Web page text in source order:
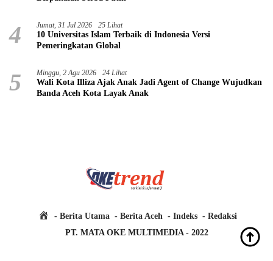
4 Jumat, 31 Jul 2026 25 Lihat
10 Universitas Islam Terbaik di Indonesia Versi
Pemeringkatan Global
5 Minggu, 2 Agu 2026 24 Lihat
Wali Kota Illiza Ajak Anak Jadi Agent of Change Wujudkan
Banda Aceh Kota Layak Anak
H Berita Utama Berita Aceh Indeks
Redaksi
PT. MATA OKE MULTIMEDIA - 2022